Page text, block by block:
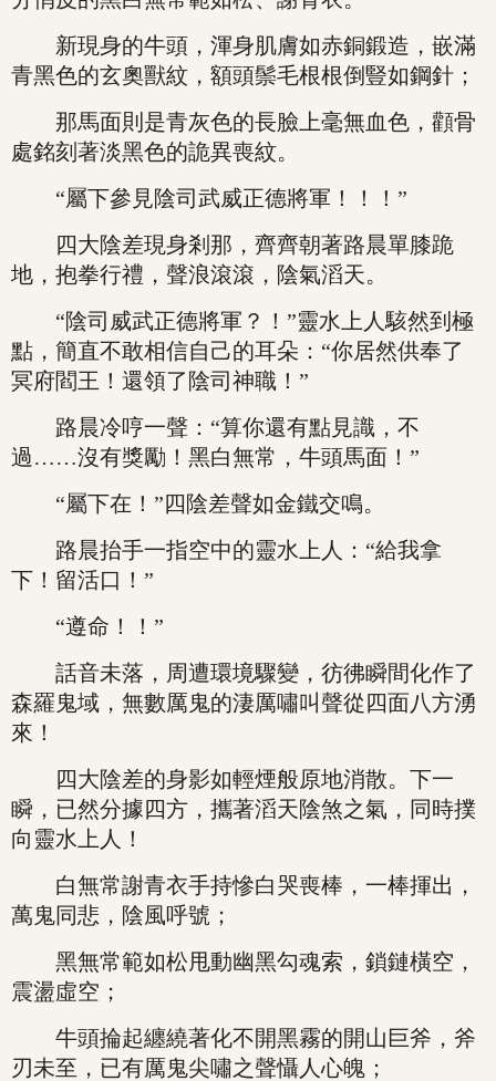
新現身的牛頭，渾身肌膚如赤銅鍛造，嵌滿
青黑色的玄奧獸紋，額頭鬃毛根根倒豎如鋼針；
那馬面則是青灰色的長臉上毫無血色，顴骨
處銘刻著淡黑色的詭異喪紋。
“屬下參見陰司武威正德將軍！！！”
四大陰差現身剎那，齊齊朝著路晨單膝跪
地，抱拳行禮，聲浪滾滾，陰氣滔天。
“陰司威武正德將軍？！”靈水上人駭然到極
點，簡直不敢相信自己的耳朵：“你居然供奉了
冥府閻王！還領了陰司神職！”
路晨冷哼一聲：“算你還有點見識，不
過……沒有獎勵！黑白無常，牛頭馬面！”
“屬下在！”四陰差聲如金鐵交鳴。
路晨抬手一指空中的靈水上人：“給我拿
下！留活口！”
“遵命！！”
話音未落，周遭環境驟變，彷彿瞬間化作了
森羅鬼域，無數厲鬼的淒厲嘯叫聲從四面八方湧
來！
四大陰差的身影如輕煙般原地消散。下一
瞬，已然分據四方，攜著滔天陰煞之氣，同時撲
向靈水上人！
白無常謝青衣手持慘白哭喪棒，一棒揮出，
萬鬼同悲，陰風呼號；
黑無常範如松甩動幽黑勾魂索，鎖鏈橫空，
震盪虛空；
牛頭掄起纏繞著化不開黑霧的開山巨斧，斧
刃未至，已有厲鬼尖嘯之聲懾人心魄；